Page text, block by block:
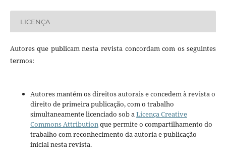
LICENÇA
Autores que publicam nesta revista concordam com os seguintes
termos:
Autores mantém os direitos autorais e concedem à revista o
direito de primeira publicação, com o trabalho
simultaneamente licenciado sob aLicença Creative
Commons Attributionque permite o compartilhamento do
trabalho com reconhecimento da autoria e publicação
inicial nesta revista.